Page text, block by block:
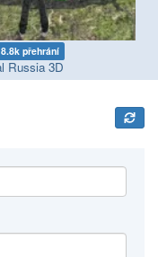
8.8k přehrání
Russia 3D